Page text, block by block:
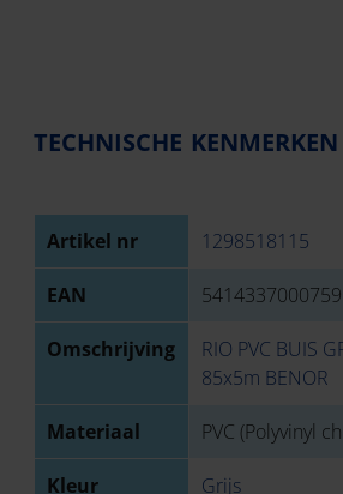
TECHNISCHE KENMERKEN
Artikel nr 1298518115
EAN 5414337000759
Omschrijving
RIO PVC BUIS
85x5m BENOR
Materiaal PVC (Polyvinyl
Kleur Grijs